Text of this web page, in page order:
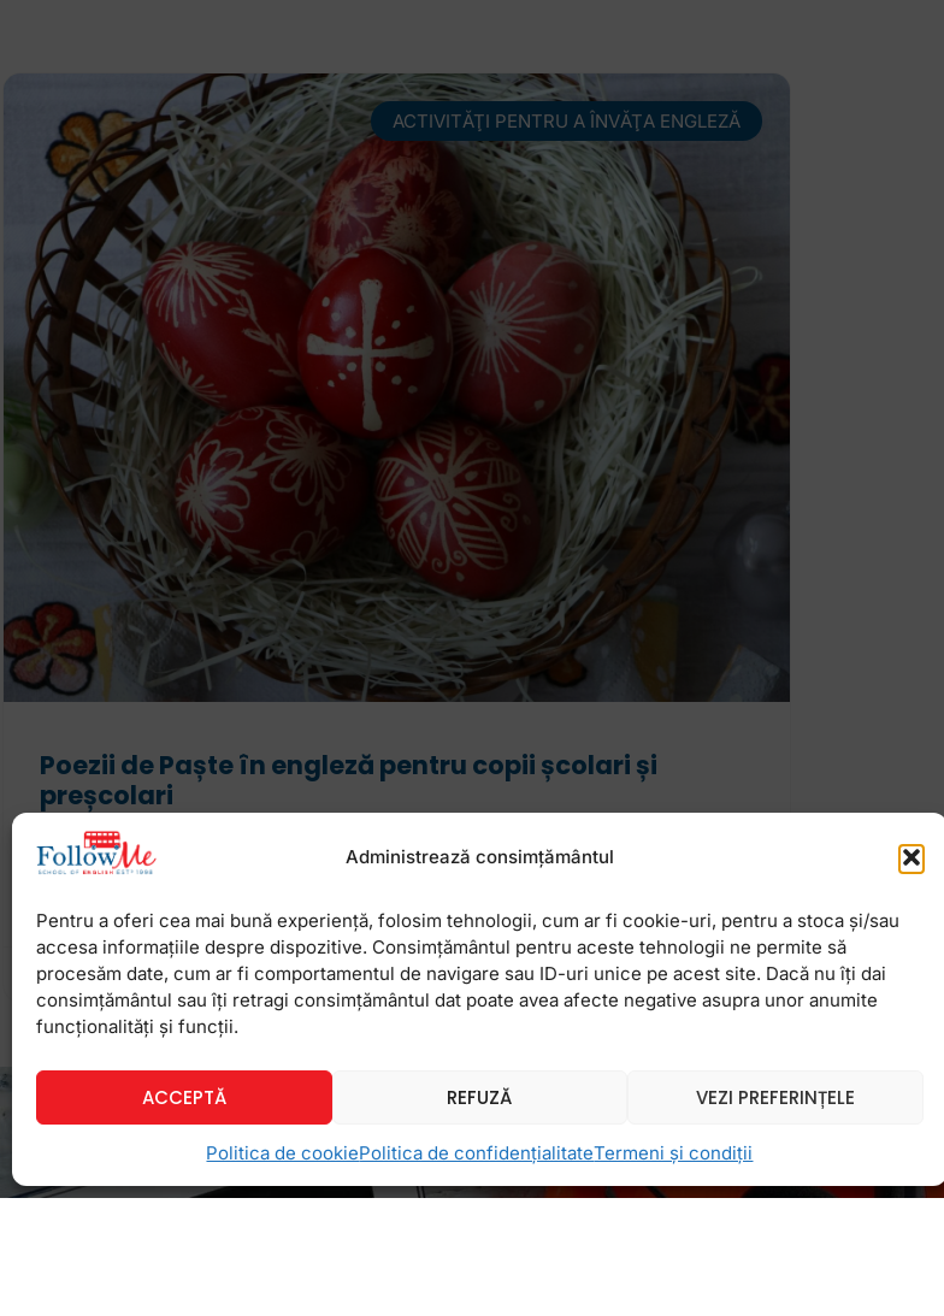
Administrează consimțământul
Pentru a oferi cea mai bună experiență, folosim tehnologii, cum ar fi cookie-uri, pentru a stoca și/sau
accesa informațiile despre dispozitive. Consimțământul pentru aceste tehnologii ne permite să
procesăm date, cum ar fi comportamentul de navigare sau ID-uri unice pe acest site. Dacă nu îți dai
consimțământul sau îți retragi consimțământul dat poate avea afecte negative asupra unor anumite
funcționalități și funcții.
ACCEPTĂ REFUZĂ VEZI PREFERINȚELE
Politica de cookiePolitica de confidențialitateTermeni și condiții
ACTIVITĂŢI PENTRU A ÎNVĂŢA ENGLEZĂ
Poezii de Paște în engleză pentru copii școlari și
preșcolari
Paștele cu florile sale, iepurașul, ouăle roșii sau de ciocolată, cozonacul
ne luminează primăvara, nouă și copiilor noștri. Pentru această ocazie
3 aprilie 2026 Niciun comentariu
Newsletter